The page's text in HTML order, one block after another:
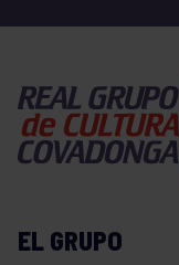
EL GRUPO